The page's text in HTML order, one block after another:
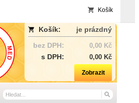
Košík
Košík:
je prázdný
bez DPH:
0,00 Kč
s DPH: 0,00 Kč
Zobrazit